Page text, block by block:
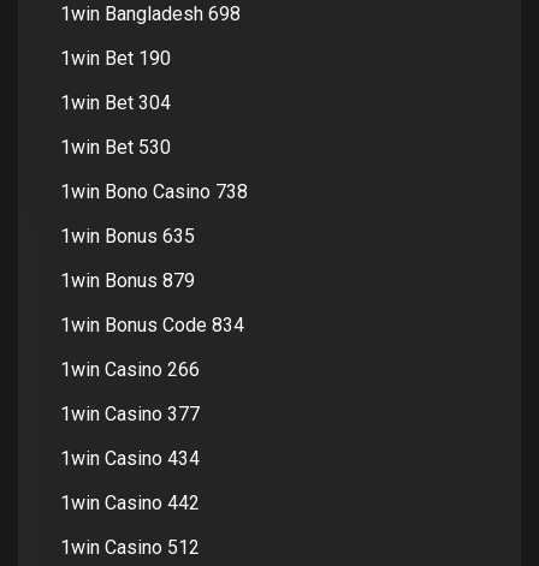
1win Bangladesh 698
1win Bet 190
1win Bet 304
1win Bet 530
1win Bono Casino 738
1win Bonus 635
1win Bonus 879
1win Bonus Code 834
1win Casino 266
1win Casino 377
1win Casino 434
1win Casino 442
1win Casino 512